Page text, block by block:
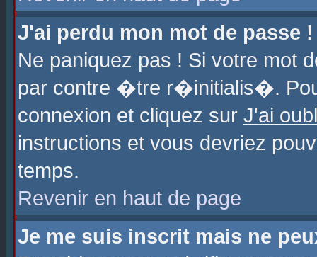
J'ai perdu mon mot de passe !
Ne paniquez pas ! Si votre
par contre �tre r�initialis�.
connexion et cliquez sur J'ai
instructions et vous devriez
temps.
Revenir en haut de page
Je me suis inscrit mais ne